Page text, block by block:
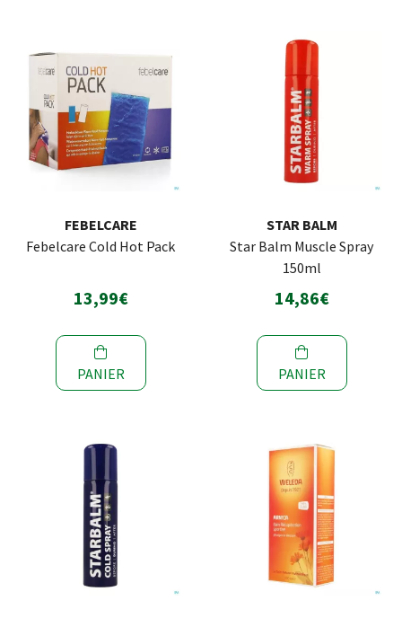
FEBELCARE
Febelcare Cold Hot Pack
13,99€
PANIER
STAR BALM
Star Balm Muscle Spray
150ml
14,86€
PANIER